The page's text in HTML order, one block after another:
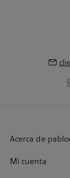
Acerca de
Mi cuenta